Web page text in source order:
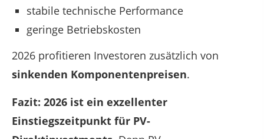
stabile technische Performance
geringe Betriebskosten
2026 profitieren Investoren zusätzlich von
sinkenden Komponentenpreisen.
Fazit: 2026 ist ein exzellenter
Einstiegszeitpunkt für PV-